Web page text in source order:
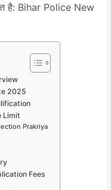
है: Bihar Police New
2025
Limit
Prakriya
Fees